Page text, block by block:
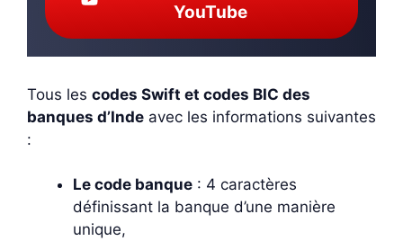
YouTube
Tous les codes Swift et codes BIC des
banques d’Inde avec les informations suivantes
:
Le code banque : 4 caractères
définissant la banque d’une manière
unique,